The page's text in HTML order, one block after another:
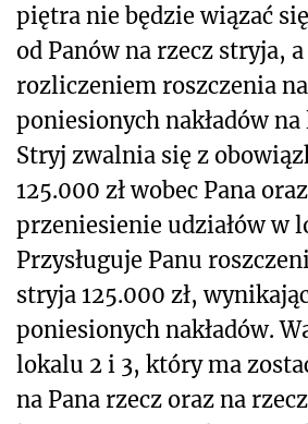
piętra nie będzie wiązać
od Panów na rzecz stryja,
rozliczeniem roszczenia
poniesionych nakładów na
Stryj zwalnia się z
125.000 zł wobec Pana
przeniesienie udziałów w
Przysługuje Panu
stryja 125.000 zł,
poniesionych nakładów.
lokalu 2 i 3, który ma
na Pana rzecz oraz na